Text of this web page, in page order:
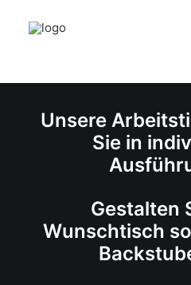
HOME
Unsere
Sie in
Gestalten
Wunschtisch